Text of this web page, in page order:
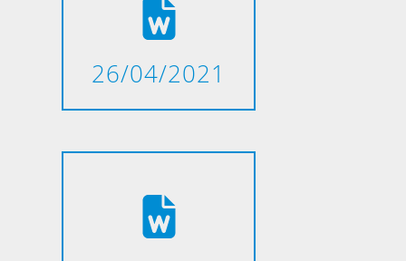
26/04/2021